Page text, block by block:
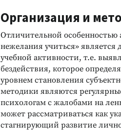
Организация и
Отличительной
нежелания учиться»
учебной активности, т.е.
бездействия, которое
уровнем становления
методики являются
психологам с жалобами на
может рассматриваться как
стагнирующий развитие